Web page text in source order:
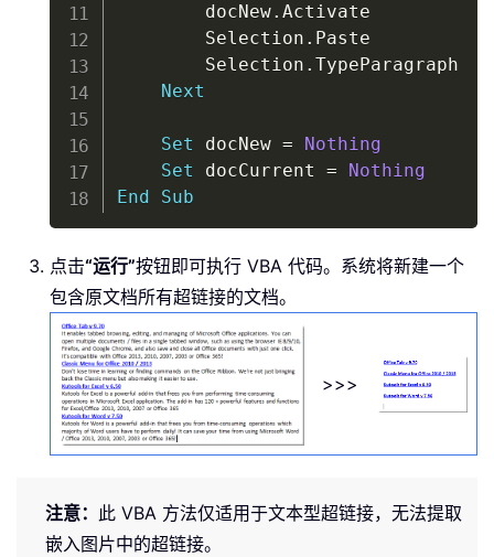
        docNew
. Activate
        Selection
. Paste
        Selection
. TypeParagraph
Next
Set docNew =
Nothing
Set docCurrent =
Nothing
End
Sub
点击“运行”按钮即可执行 VBA 代码。系统将新建一个
包含原文档所有超链接的文档。
>>>
注意： 此 VBA 方法仅适用于文本型超链接，无法提取
嵌入图片中的超链接。